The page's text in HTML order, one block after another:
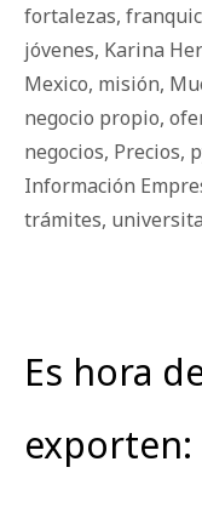
fortalezas,
jóvenes, Karina
Mexico, misión,
negocio propio,
negocios, Precios,
Información
trámites,
Es hora
exporten: